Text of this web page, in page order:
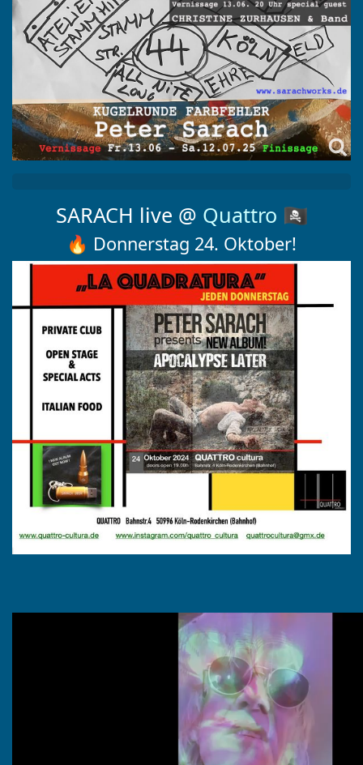
SARACH live @ Quattro 🏴‍☠️
🔥 Donnerstag 24. Oktober!